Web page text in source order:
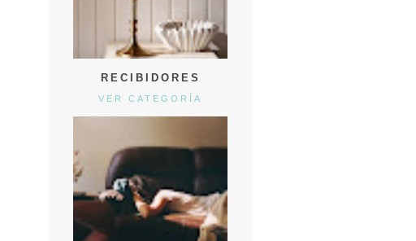
RECIBIDORES
VER CATEGORÍA